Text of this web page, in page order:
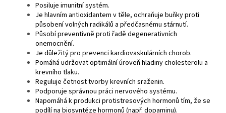
Posiluje imunitní systém.
Je hlavním antioxidantem v těle, ochraňuje buňky proti
působení volných radikálů a předčasnému stárnutí.
Působí preventivně proti řadě degenerativních
onemocnění.
Je důležitý pro prevenci kardiovaskulárních chorob.
Pomáhá udržovat optimální úroveň hladiny cholesterolu a
krevního tlaku.
Reguluje četnost tvorby krevních sraženin.
Podporuje správnou práci nervového systému.
Napomáhá k produkci protistresových hormonů tím, že se
podílí na biosyntéze hormonů (např. dopaminu).